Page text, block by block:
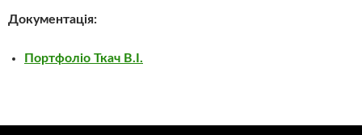
Документація:
Портфоліо Ткач В.І.